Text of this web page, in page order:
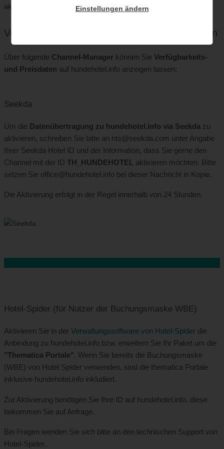
aktivieren können.
Verfügbarkeiten via Channel-Manager einbinden
Über folgende Channel-Manager können Sie Verfügbarkeits-
und Preisdaten auf hundehotel.info anzeigen lassen:
Seekda
Um die Datenübertragung zu hundehotel.info via Seekda zu
aktivieren, schreiben Sie bitte an hts@seekda.com unter Angabe
Ihrer Seekda Hotel ID und der Information, dass Sie gerne den
Channel mit der ID TH_HUNDEHOTEL aktivieren möchten. Bitte
setzen Sie office@hundehotel.info bei dieser Nachricht in Kopie.
Die Aktivierung erfolgt in der Regel innerhalb von 24 Stunden.
Hotel-Spider (für Nutzer der Buchungsmaske WBE)
Aktivieren Sie in der Verwaltungssoftware von Hotel-Spider die
Anbindung zu hundehotel.info bzw. erweitern Sie Ihr Paket um die
"Thematica Portale". Wenn Sie bereits die Buchungsmaske
(WBE) von Hotel Spider verwenden, sind die thematica Portale
inklusive hundehotel.info inkludiert.
Zur Aktivierung benötigen Sie Ihre ID auf hundehotel.info, diese
bekommen Sie auf Anfrage.
Bei Fragen wenden Sie sich bitte an den technischen Support von
Hotel-Spider.
Einstellungen ändern